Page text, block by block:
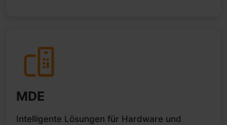
MDE
Intelligente Lösungen für Hardware und